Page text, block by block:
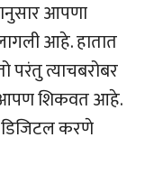
आपणा
आहे. हातात
त्याचबरोबर
आपण शिकवत आहे.
डिजिटल करणे